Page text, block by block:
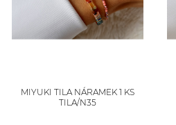
MIYUKI TILA NÁRAMEK 1 KS
TILA/N35